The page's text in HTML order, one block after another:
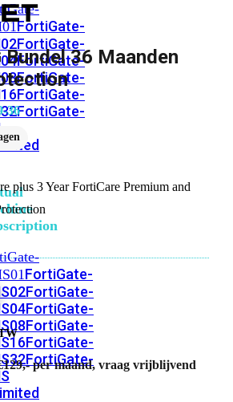
FortiGate-
FortiGate-
FortiGate-
FortiGate-
FortiGate-
FortiGate-
FortiGate-
FortiGate-
FortiGate-
FortiGate-
FortiGate-
FortiGate-
36 Maanden
36
plus 3 Year FortiCare Premium and
per maand, vraag vrijblijvend